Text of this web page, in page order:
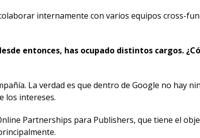
internamente con varios equipos cross-
entonces, has ocupado distintos cargos.
La verdad es que dentro de Google no hay
los intereses.
Partnerships para Publishers, que tiene el